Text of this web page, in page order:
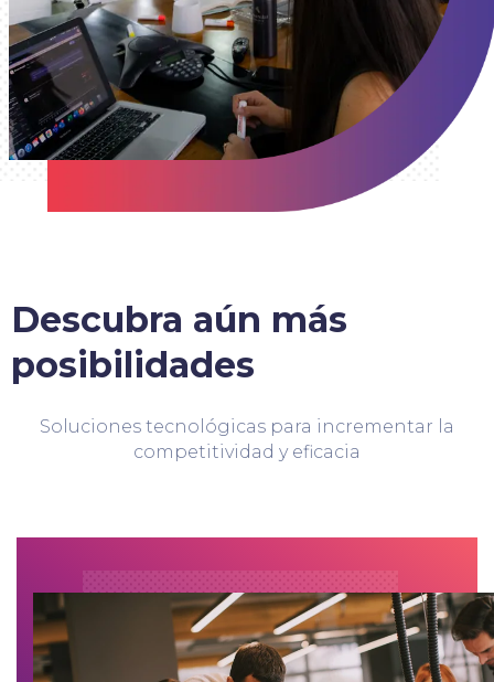
Descubra aún más
posibilidades
Soluciones tecnológicas para incrementar la
competitividad y eficacia